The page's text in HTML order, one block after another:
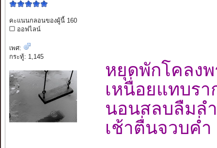
คะแนนกลอนของผู้นี้ 160
ออฟไลน์
เพศ:
กระทู้: 1,145
หยุดพักโคลง
เหนื่อยแทบร
นอนสลบลืม
เช้าตื่นจวบ